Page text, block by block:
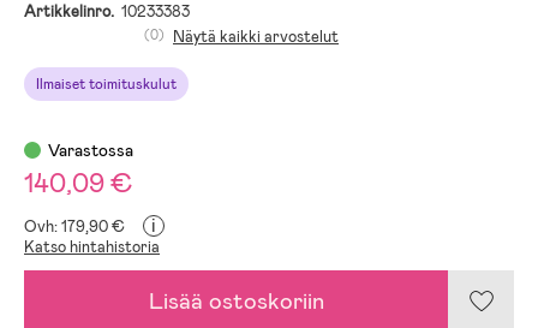
Artikkelinro. 10233383
Ilmaiset toimituskulut
(0) Näytä kaikki arvostelut
Varastossa
140,09 €
Ovh: 179,90 € i
Katso hintahistoria
Lisää ostoskoriin